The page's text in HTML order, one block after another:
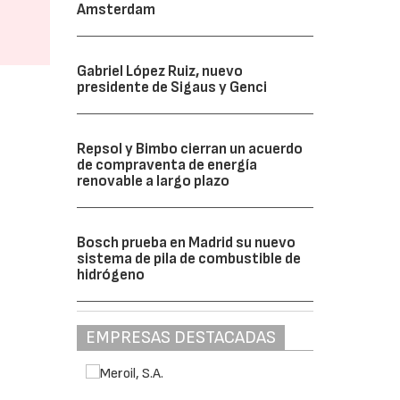
Amsterdam
Gabriel López Ruiz, nuevo
presidente de Sigaus y Genci
Repsol y Bimbo cierran un acuerdo
de compraventa de energía
renovable a largo plazo
Bosch prueba en Madrid su nuevo
sistema de pila de combustible de
hidrógeno
EMPRESAS DESTACADAS